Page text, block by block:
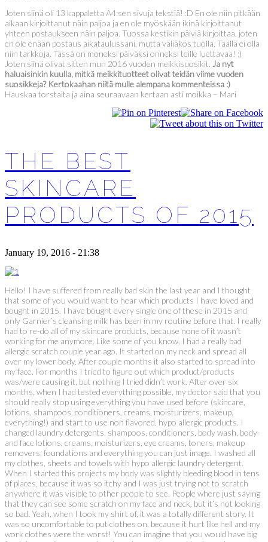
Joten siinä oli 13 kappaletta A4:sen sivuja tekstiä! :D En ole niin pitkään
aikaan kirjoittanut näin paljoa ja en ole myöskään ikinä kirjoittanut
yhteen postaukseen näin paljoa. Tuossa kestikin päiviä kirjoittaa, joten
en ole enään postaus aikataulussani, mutta väliäkös tuolla. Täällä ei olla
niin tarkkoja. Tässä on moneksi päiväksi onneksi teille luettavaa! :)
Joten siinä olivat sitten mun 2016 vuoden meikkisuosikit. Ja nyt
haluaisinkin kuulla, mitkä meikkituotteet olivat teidän viime vuoden
suosikkeja? Kertokaahan niitä mulle alempana kommenteissa :)
Hauskaa torstaita ja aina seuraavaan kertaan asti moikka – Mari
THE BEST
SKINCARE
PRODUCTS OF 2015
January 19, 2016 - 21:38
Hello! I have suffered from really bad skin the last year and I thought
that some of you would want to hear which products I have loved and
bought in 2015. I have bought every single one of these in 2015 and
only Garnier’s cleansing milk has been in my routine before that. I really
had to re-do all of my skincare products, because none of it wasn’t
working for me anymore. Like some of you know, I had a really bad
allergic scratch couple year ago. It started on my neck and spread all
over my lower body. After couple months it also started to spread into
my face. For months I tried to figure out which product/products
was/were causing it, but nothing I tried didn’t work. After over six
months, when I had tested everything possible, my doctor said that you
should really stop using everything you have used before (skincare,
lotions, shampoos, conditioners, creams, moisturizers, makeup,
everything!) and start to use non flavored, hypo allergic products. I
changed laundry detergents, shampoos, conditioners, body wash, body-
and face lotions, creams, moisturizers, eye creams, toners, makeup
removers, foundations and everything you can just image. I washed all
my clothes, sheets and towels with hypo allergic laundry detergent.
When I started this projects my body was slightly bleeding blood in tens
of places, because it was so itchy and I was just trying not to scratch
anywhere it was visible to other people to see. People where just saying
that they can see some scratch on my face and neck, but it’s not looking
so bad. Yeah, when I took my shirt of, it was a totally different story. It
was so uncomfortable to put clothes on, because it hurt like hell and my
work clothes were the worst! You can imagine that you would have big